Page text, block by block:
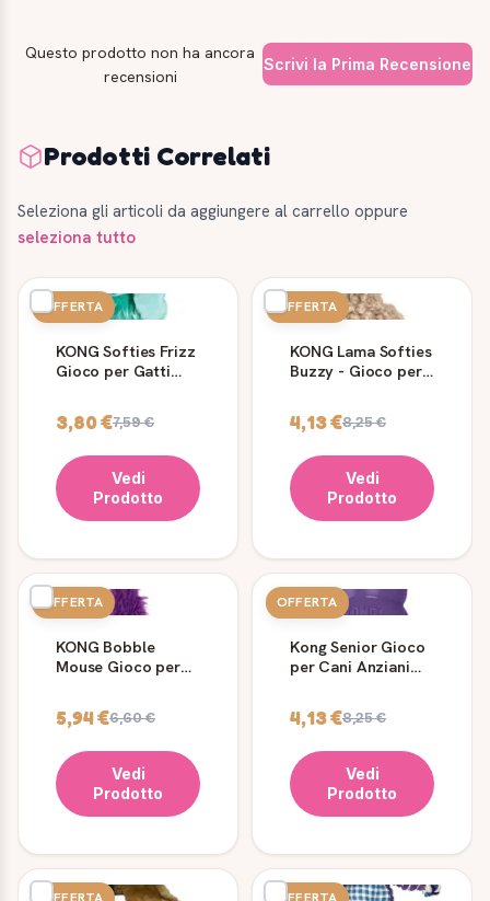
Questo prodotto non ha ancora
recensioni
Scrivi la Prima Recensione
Prodotti Correlati
Seleziona gli articoli da aggiungere al carrello oppure
seleziona tutto
OFFERTA
KONG Softies Frizz
Gioco per Gatti
3,80 €7,59 €
Vedi
Prodotto
OFFERTA
KONG Lama Softies
Buzzy - Gioco per
4,13 €8,25 €
Vedi
Prodotto
OFFERTA
KONG Bobble
Mouse Gioco per
5,94 €6,60 €
Vedi
Prodotto
OFFERTA
Kong Senior Gioco
per Cani Anziani
4,13 €8,25 €
Vedi
Prodotto
OFFERTA OFFERTA